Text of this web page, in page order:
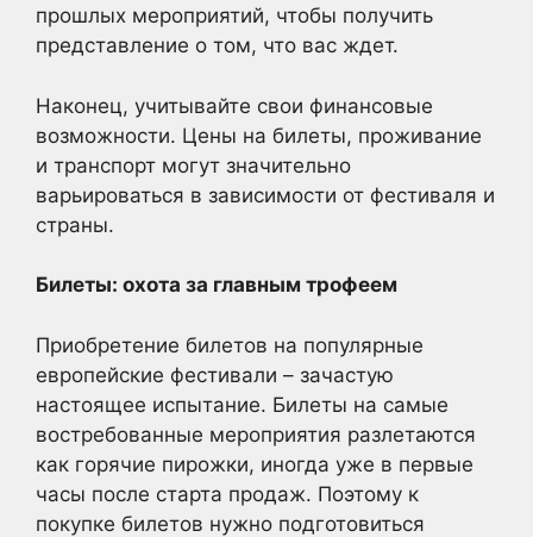
прошлых мероприятий, чтобы получить
представление о том, что вас ждет.
Наконец, учитывайте свои финансовые
возможности. Цены на билеты, проживание
и транспорт могут значительно
варьироваться в зависимости от фестиваля и
страны.
Билеты: охота за главным трофеем
Приобретение билетов на популярные
европейские фестивали – зачастую
настоящее испытание. Билеты на самые
востребованные мероприятия разлетаются
как горячие пирожки, иногда уже в первые
часы после старта продаж. Поэтому к
покупке билетов нужно подготовиться